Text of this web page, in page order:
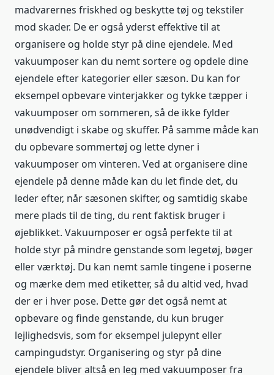
madvarernes friskhed og beskytte tøj og tekstiler
mod skader. De er også yderst effektive til at
organisere og holde styr på dine ejendele. Med
vakuumposer kan du nemt sortere og opdele dine
ejendele efter kategorier eller sæson. Du kan for
eksempel opbevare vinterjakker og tykke tæpper i
vakuumposer om sommeren, så de ikke fylder
unødvendigt i skabe og skuffer. På samme måde kan
du opbevare sommertøj og lette dyner i
vakuumposer om vinteren. Ved at organisere dine
ejendele på denne måde kan du let finde det, du
leder efter, når sæsonen skifter, og samtidig skabe
mere plads til de ting, du rent faktisk bruger i
øjeblikket. Vakuumposer er også perfekte til at
holde styr på mindre genstande som legetøj, bøger
eller værktøj. Du kan nemt samle tingene i poserne
og mærke dem med etiketter, så du altid ved, hvad
der er i hver pose. Dette gør det også nemt at
opbevare og finde genstande, du kun bruger
lejlighedsvis, som for eksempel julepynt eller
campingudstyr. Organisering og styr på dine
ejendele bliver altså en leg med vakuumposer fra